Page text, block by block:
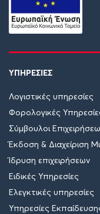
ΥΠΗΡΕΣΙΕΣ
Λογιστικές υπηρεσίες
Φορολογικές
Σύμβουλοι
Έκδοση & Διαχείριση
Ίδρυση επιχειρήσεων
Ειδικές Υπηρεσίες
Ελεγκτικές υπηρεσίες
Υπηρεσίες